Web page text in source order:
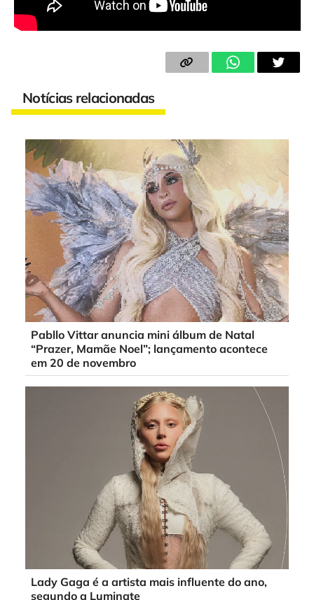
Notícias relacionadas
Pabllo Vittar anuncia mini álbum de Natal
“Prazer, Mamãe Noel”; lançamento acontece
em 20 de novembro
Lady Gaga é a artista mais influente do ano,
segundo a Luminate